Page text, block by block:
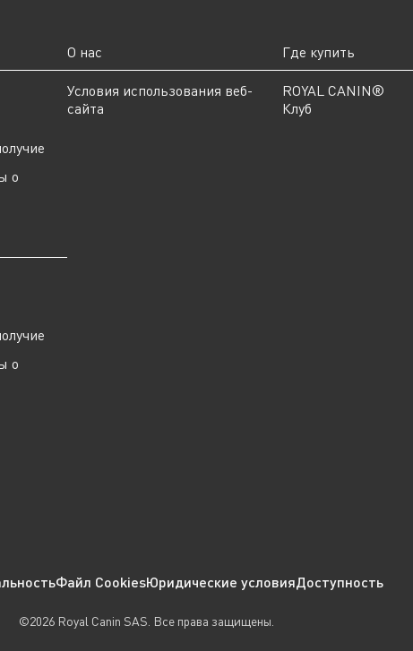
о
о
О нас
Условия использования веб-
сайта
Где купить
ROYAL CANIN®
Клуб
Файл CookiesЮридические условияДоступность
©2026 Royal Canin SAS. Все права защищены.